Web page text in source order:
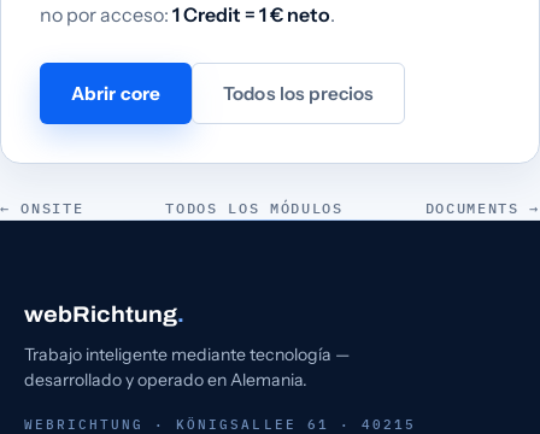
no por acceso: 1 Credit = 1 € neto.
Abrir core Todos los precios
← ONSITE TODOS LOS MÓDULOS DOCUMENTS →
webRichtung.
Trabajo inteligente mediante tecnología —
desarrollado y operado en Alemania.
WEBRICHTUNG · KÖNIGSALLEE 61 · 40215